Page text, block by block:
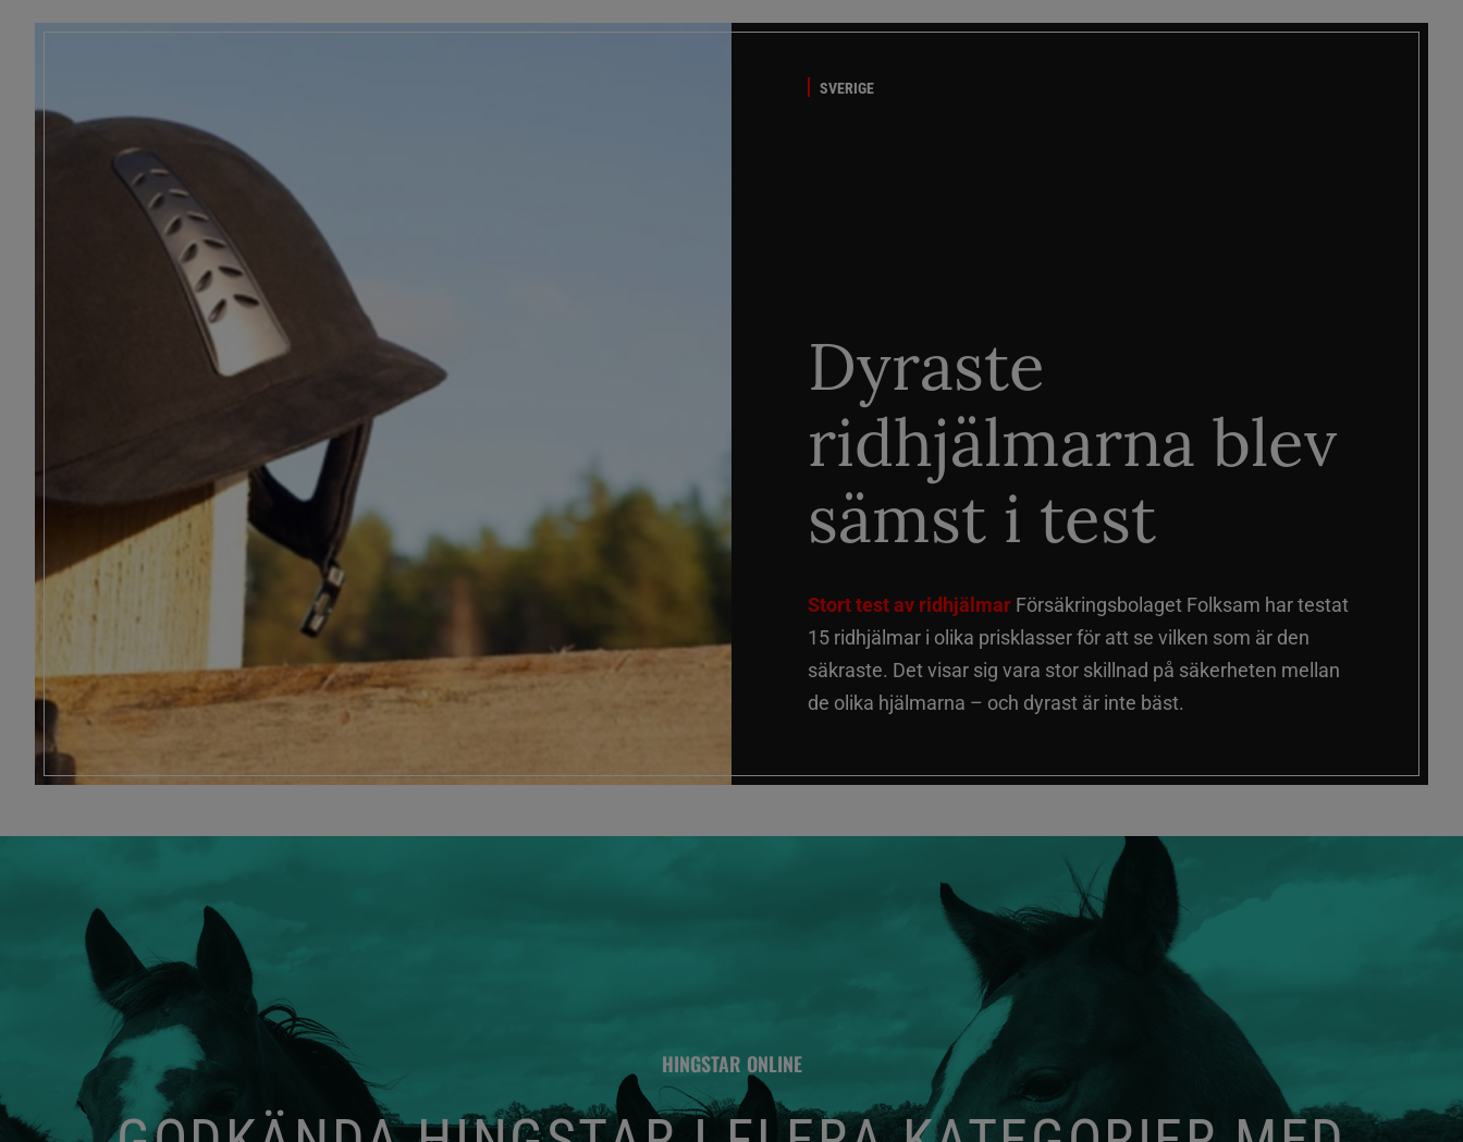
SVERIGE
Dyraste
ridhjälmarna blev
sämst i test
Stort test av ridhjälmar Försäkringsbolaget Folksam har testat
15 ridhjälmar i olika prisklasser för att se vilken som är den
säkraste. Det visar sig vara stor skillnad på säkerheten mellan
de olika hjälmarna – och dyrast är inte bäst.
HINGSTAR ONLINE